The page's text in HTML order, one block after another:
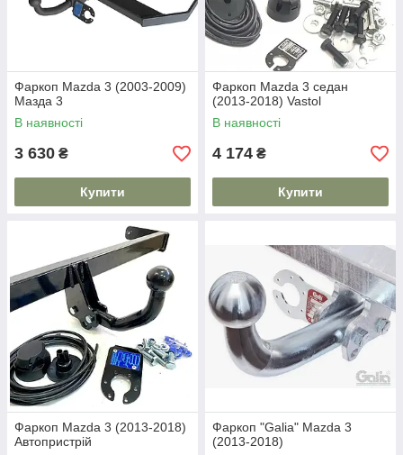
Фаркоп Mazda 3 (2003-2009)
Мазда 3
В наявності
3 630 ₴
Купити
Фаркоп Mazda 3 седан
(2013-2018) Vastol
В наявності
4 174 ₴
Купити
Фаркоп Mazda 3 (2013-2018)
Автопристрій
Фаркоп "Galia" Mazda 3
(2013-2018)